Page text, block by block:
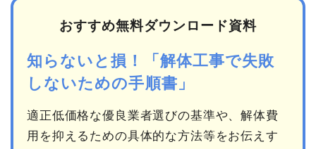
おすすめ無料ダウンロード資料
知らないと損！「解体工事で失敗
しないための手順書」
適正低価格な優良業者選びの基準や、解体費
用を抑えるための具体的な方法等をお伝えす